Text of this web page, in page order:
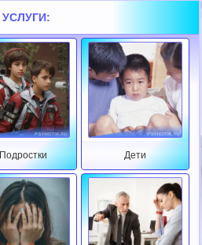
УСЛУГИ:
Подростки Дети